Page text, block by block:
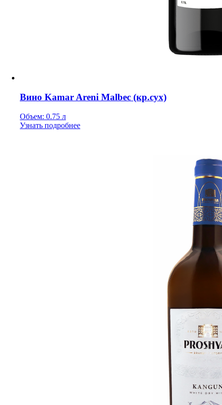
Вино Kamar Areni Malbec (кр.сух)
Объем: 0.75 л
Узнать подробнее